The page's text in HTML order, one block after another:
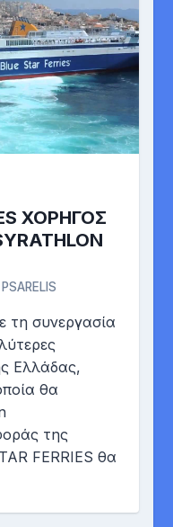
ΧΟΡΗΓΟΣ
τη συνεργασία
Ελλάδας,
θα
της
FERRIES θα